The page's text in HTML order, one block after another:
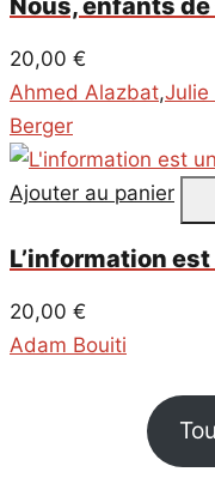
Nous, enfants de
20,00 €
Ahmed Alazbat,Julie
Berger
Ajouter au panier
L’information
20,00 €
Adam Bouiti